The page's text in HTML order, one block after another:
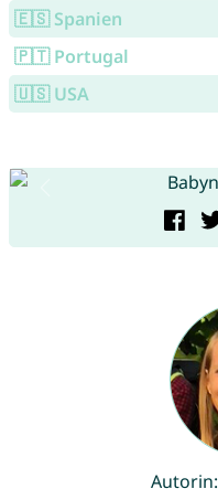
🇪🇸 Spanien
🇵🇹 Portugal
🇺🇸 USA
Autorin: